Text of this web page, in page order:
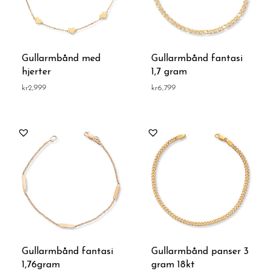
Gullarmbånd med
hjerter
kr2,999
Gullarmbånd fantasi
1,7 gram
kr6,799
Gullarmbånd fantasi
1,76gram
Gullarmbånd panser 3
gram 18kt